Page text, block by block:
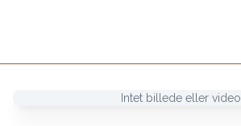
Intet billede eller video